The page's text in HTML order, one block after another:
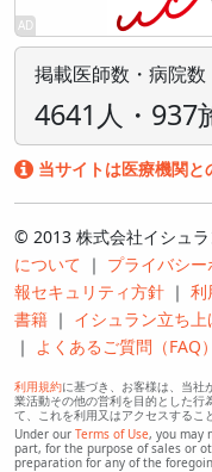
掲載医師数・病院数
4641人・937
当サイトは医療機関と
© 2013 株式会社イシュラ
について ｜ プライバシー
報セキュリティ方針 ｜ 利
書籍 ｜ イシュラン立ち
｜
よくあるご質問（FAQ）
利用規約に基づき、お客様は、当社
業活動その他の営利を目的とした行
て、これを利用又はアクセスするこ
Under our Terms of Use, you may
part, for the purpose of sales or
preparation for any of the